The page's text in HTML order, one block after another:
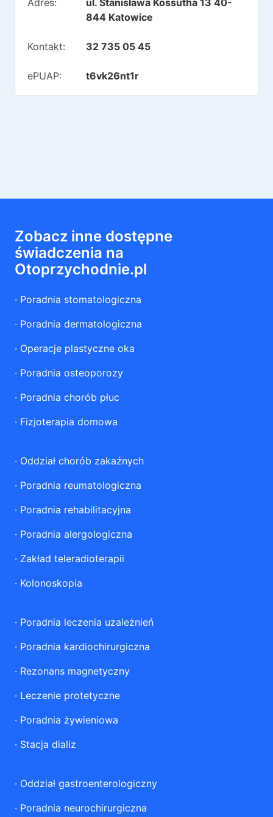
Adres:
ul. Stanisława Kossutha 13 40-
844 Katowice
Kontakt: 32 735 05 45
ePUAP: t6vk26nt1r
Zobacz inne dostępne
świadczenia na
Otoprzychodnie.pl
· Poradnia stomatologiczna
· Poradnia dermatologiczna
· Operacje plastyczne oka
· Poradnia osteoporozy
· Poradnia chorób płuc
· Fizjoterapia domowa
· Oddział chorób zakaźnych
· Poradnia reumatologiczna
· Poradnia rehabilitacyjna
· Poradnia alergologiczna
· Zakład teleradioterapii
· Kolonoskopia
· Poradnia leczenia uzależnień
· Poradnia kardiochirurgiczna
· Rezonans magnetyczny
· Leczenie protetyczne
· Poradnia żywieniowa
· Stacja dializ
· Oddział gastroenterologiczny
· Poradnia neurochirurgiczna